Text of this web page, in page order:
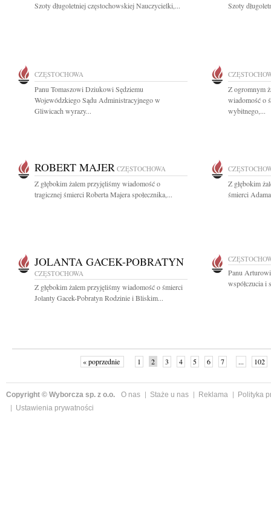
Szoty długoletniej częstochowskiej Nauczycielki,...
Szoty
CZĘSTOCHOWA
Panu Tomaszowi Dziukowi Sędziemu
Wojewódzkiego Sądu Administracyjnego w
Gliwicach wyrazy...
Z ogromnym
wiadomość o
wybitnego,...
ROBERT MAJER CZĘSTOCHOWA
Z głębokim żalem przyjęliśmy wiadomość o
tragicznej śmierci Roberta Majera społecznika,...
Z głębokim
śmierci
JOLANTA GACEK-POBRATYN
CZĘSTOCHOWA
Z głębokim żalem przyjęliśmy wiadomość o śmierci
Jolanty Gacek-Pobratyn Rodzinie i Bliskim...
Panu
współczucia i
« poprzednie 1 2 3 4 5 6 7 ... 102
Copyright © Wyborcza sp. z o.o. O nas Staże u nas Reklama
Polityka
Ustawienia prywatności